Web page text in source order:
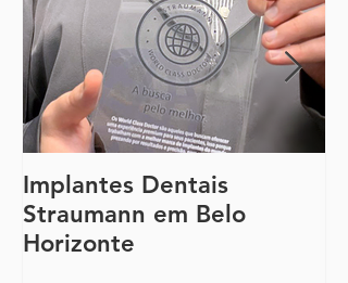
Implantes Dentais
Straumann em Belo
Horizonte